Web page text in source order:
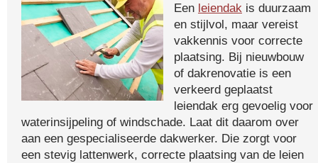
Een leiendak is duurzaam
en stijlvol, maar vereist
vakkennis voor correcte
plaatsing. Bij nieuwbouw
of dakrenovatie is een
verkeerd geplaatst
leiendak erg gevoelig voor
waterinsijpeling of windschade. Laat dit daarom over
aan een gespecialiseerde dakwerker. Die zorgt voor
een stevig lattenwerk, correcte plaatsing van de leien